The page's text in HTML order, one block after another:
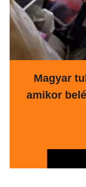
Magyar
amikor